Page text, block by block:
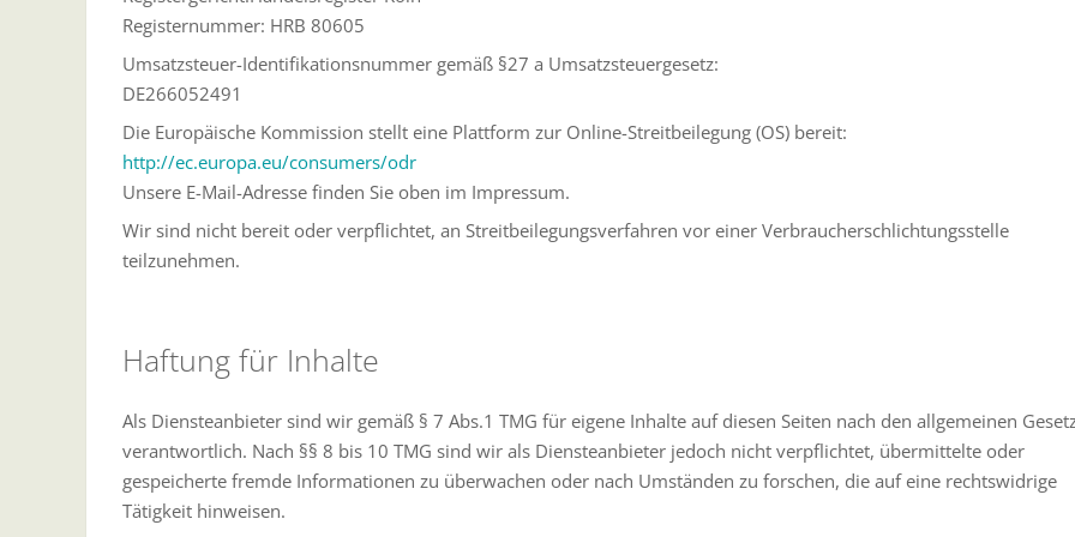
Registernummer: HRB 80605
Umsatzsteuer-Identifikationsnummer gemäß §27 a Umsatzsteuergesetz:
DE266052491
Die Europäische Kommission stellt eine Plattform zur Online-Streitbeilegung (OS) bereit:
http://ec.europa.eu/consumers/odr
Unsere E-Mail-Adresse finden Sie oben im Impressum.
Wir sind nicht bereit oder verpflichtet, an Streitbeilegungsverfahren vor einer Verbraucherschlichtungsstelle
teilzunehmen.
Haftung für Inhalte
Als Diensteanbieter sind wir gemäß § 7 Abs.1 TMG für eigene Inhalte auf diesen Seiten nach den allgemeinen
verantwortlich. Nach §§ 8 bis 10 TMG sind wir als Diensteanbieter jedoch nicht verpflichtet, übermittelte oder
gespeicherte fremde Informationen zu überwachen oder nach Umständen zu forschen, die auf eine rechtswidrige
Tätigkeit hinweisen.